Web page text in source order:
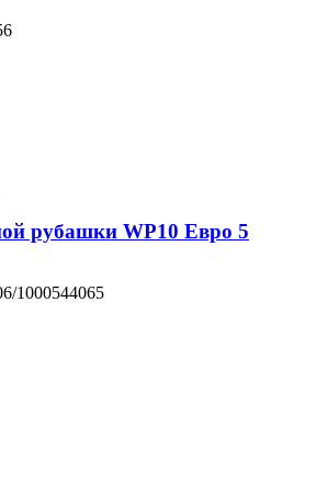
рубашки WP10 Евро 5
1000544065